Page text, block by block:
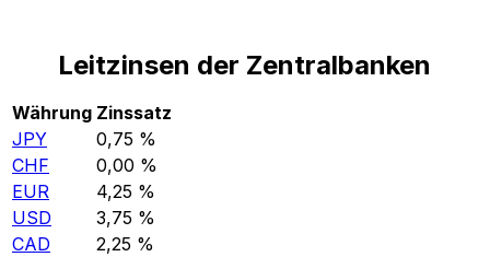
Leitzinsen der Zentralbanken
Währung Zinssatz
JPY
0,75 %
CHF
0,00 %
EUR
4,25 %
USD
3,75 %
CAD
2,25 %